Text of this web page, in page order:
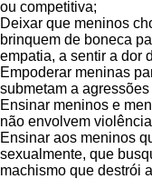
ou competitiva;
Deixar que meninos
brinquem de boneca
empatia, a sentir a dor
Empoderar meninas
submetam a
Ensinar meninos e
não envolvem
Ensinar aos meninos
sexualmente, que
machismo que destrói